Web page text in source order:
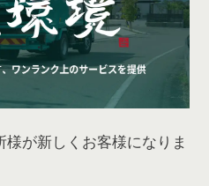
が新しくお客様になりま